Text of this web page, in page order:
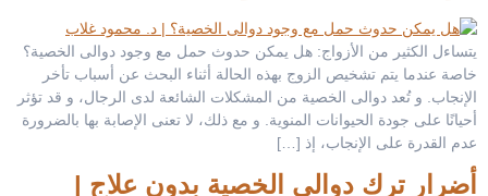
يتساءل الكثير من الأزواج: هل يمكن حدوث حمل مع وجود دوالى الخصية؟
خاصة عندما يتم تشخيص الزوج بهذه الحالة أثناء البحث عن أسباب تأخر
الإنجاب. و تُعد دوالى الخصية من المشكلات الشائعة لدى الرجال، و قد تؤثر
أحيانًا على جودة الحيوانات المنوية. و مع ذلك، لا تعنى الإصابة بها بالضرورة
عدم القدرة على الإنجاب، إذ […]
أضرار ترك دوالى الخصية بدون علاج |